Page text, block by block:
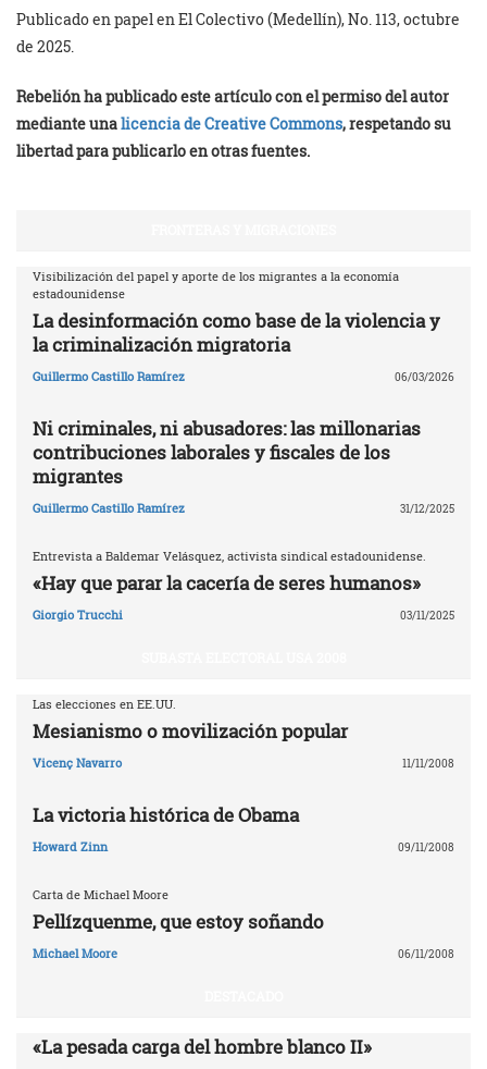
Publicado en papel en El Colectivo (Medellín), No. 113, octubre
de 2025.
Rebelión ha publicado este artículo con el permiso del autor
mediante unalicencia de Creative Commons, respetando su
libertad para publicarlo en otras fuentes.
Visibilización del papel y aporte de los migrantes a la economía
estadounidense
La desinformación como base de la violencia y
la criminalización migratoria
Guillermo Castillo Ramírez 06/03/2026
Ni criminales, ni abusadores: las millonarias
contribuciones laborales y fiscales de los
migrantes
Guillermo Castillo Ramírez 31/12/2025
Entrevista a Baldemar Velásquez, activista sindical estadounidense.
«Hay que parar la cacería de seres humanos»
Giorgio Trucchi 03/11/2025
Las elecciones en EE.UU.
Mesianismo o movilización popular
Vicenç Navarro 11/11/2008
La victoria histórica de Obama
Howard Zinn 09/11/2008
Carta de Michael Moore
Pellízquenme, que estoy soñando
Michael Moore 06/11/2008
«La pesada carga del hombre blanco II»